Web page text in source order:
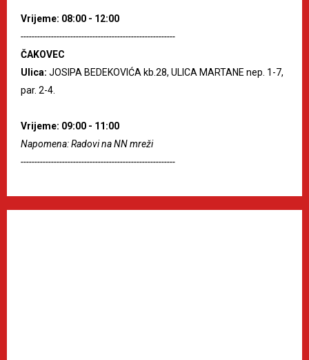
Vrijeme: 08:00 - 12:00
--------------------------------------------------------
ČAKOVEC
Ulica: JOSIPA BEDEKOVIĆA kb.28, ULICA MARTANE nep. 1-7,
par. 2-4.
Vrijeme: 09:00 - 11:00
Napomena: Radovi na NN mreži
--------------------------------------------------------